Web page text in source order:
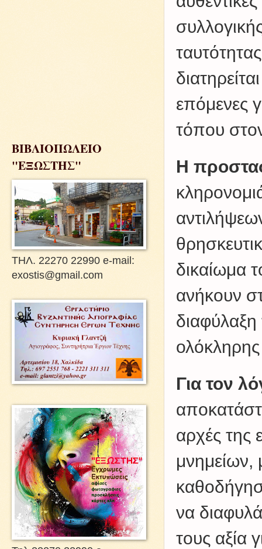
επόμενες
τόπου
Η
δικαίωμα
ανήκουν
διαφύλαξη
ολόκληρης
Για τον
αρχές της
μνημείων,
να
τους αξία
ΒΙΒΛΙΟΠΩΛΕΙΟ
"ΕΞΩΣΤΗΣ"
ΤΗΛ. 22270 22990 e-mail:
exostis@gmail.com